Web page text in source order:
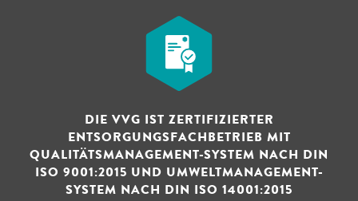
DIE VVG IST ZERTIFIZIERTER
ENTSORGUNGSFACHBETRIEB MIT
QUALITÄTSMANAGEMENT-SYSTEM NACH DIN
ISO 9001:2015 UND UMWELTMANAGEMENT-
SYSTEM NACH DIN ISO 14001:2015